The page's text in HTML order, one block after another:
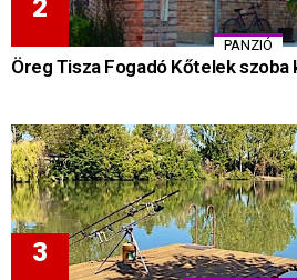
PANZIÓ
Öreg Tisza Fogadó Kőtelek szoba